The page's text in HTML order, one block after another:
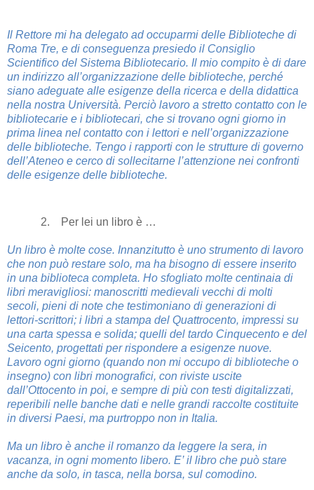
Il Rettore mi ha delegato ad occuparmi delle Biblioteche di
Roma Tre, e di conseguenza presiedo il Consiglio
Scientifico del Sistema Bibliotecario. Il mio compito è di dare
un indirizzo all’organizzazione delle biblioteche, perché
siano adeguate alle esigenze della ricerca e della didattica
nella nostra Università. Perciò lavoro a stretto contatto con le
bibliotecarie e i bibliotecari, che si trovano ogni giorno in
prima linea nel contatto con i lettori e nell’organizzazione
delle biblioteche. Tengo i rapporti con le strutture di governo
dell’Ateneo e cerco di sollecitarne l’attenzione nei confronti
delle esigenze delle biblioteche.
2. Per lei un libro è …
Un libro è molte cose. Innanzitutto è uno strumento di lavoro
che non può restare solo, ma ha bisogno di essere inserito
in una biblioteca completa. Ho sfogliato molte centinaia di
libri meravigliosi: manoscritti medievali vecchi di molti
secoli, pieni di note che testimoniano di generazioni di
lettori-scrittori; i libri a stampa del Quattrocento, impressi su
una carta spessa e solida; quelli del tardo Cinquecento e del
Seicento, progettati per rispondere a esigenze nuove.
Lavoro ogni giorno (quando non mi occupo di biblioteche o
insegno) con libri monografici, con riviste uscite
dall’Ottocento in poi, e sempre di più con testi digitalizzati,
reperibili nelle banche dati e nelle grandi raccolte costituite
in diversi Paesi, ma purtroppo non in Italia.
Ma un libro è anche il romanzo da leggere la sera, in
vacanza, in ogni momento libero. E’ il libro che può stare
anche da solo, in tasca, nella borsa, sul comodino.